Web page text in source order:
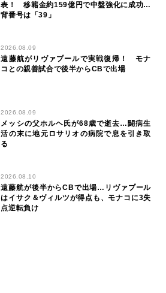
表！ 移籍金約159億円で中盤強化に成功…
背番号は「39」
2026.08.09
遠藤航がリヴァプールで実戦復帰！ モナ
コとの親善試合で後半からCBで出場
2026.08.09
メッシの父ホルヘ氏が68歳で逝去…闘病生
活の末に地元ロサリオの病院で息を引き取
る
2026.08.10
遠藤航が後半からCBで出場…リヴァプール
はイサク＆ヴィルツが得点も、モナコに3失
点逆転負け